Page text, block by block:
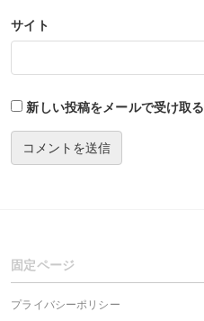
サイト
新しい投稿をメールで受け取る
固定ページ
プライバシーポリシー